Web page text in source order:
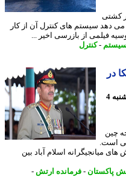
سیستم های کنترل آن از کار
از بازرسی اخیر ...
-کنترل
74 روز پیش - دوشنبه 4
اسلام آباد بین
-فرمانده ارتش -